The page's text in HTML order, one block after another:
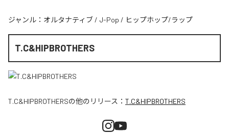
ジャンル： オルタナティブ / J-Pop / ヒップホップ/ラップ
T.C&HIPBROTHERS
T.C&HIPBROTHERSの他のリリース： T.C&HIPBROTHERS